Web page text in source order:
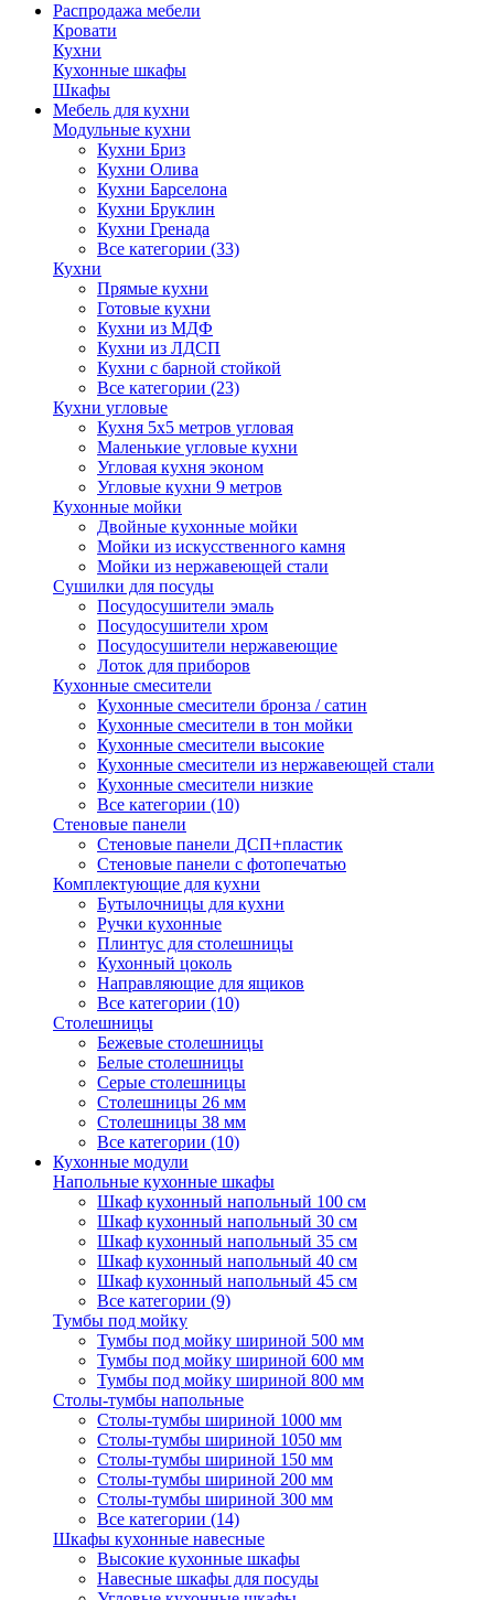
Распродажа мебели
Кровати
Кухни
Кухонные шкафы
Шкафы
Мебель для кухни
Модульные кухни
Кухни Бриз
Кухни Олива
Кухни Барселона
Кухни Бруклин
Кухни Гренада
Все категории (33)
Кухни
Прямые кухни
Готовые кухни
Кухни из МДФ
Кухни из ЛДСП
Кухни с барной стойкой
Все категории (23)
Кухни угловые
Кухня 5х5 метров угловая
Маленькие угловые кухни
Угловая кухня эконом
Угловые кухни 9 метров
Кухонные мойки
Двойные кухонные мойки
Мойки из искусственного камня
Мойки из нержавеющей стали
Сушилки для посуды
Посудосушители эмаль
Посудосушители хром
Посудосушители нержавеющие
Лоток для приборов
Кухонные смесители
Кухонные смесители бронза / сатин
Кухонные смесители в тон мойки
Кухонные смесители высокие
Кухонные смесители из нержавеющей стали
Кухонные смесители низкие
Все категории (10)
Стеновые панели
Стеновые панели ДСП+пластик
Стеновые панели с фотопечатью
Комплектующие для кухни
Бутылочницы для кухни
Ручки кухонные
Плинтус для столешницы
Кухонный цоколь
Направляющие для ящиков
Все категории (10)
Столешницы
Бежевые столешницы
Белые столешницы
Серые столешницы
Столешницы 26 мм
Столешницы 38 мм
Все категории (10)
Кухонные модули
Напольные кухонные шкафы
Шкаф кухонный напольный 100 см
Шкаф кухонный напольный 30 см
Шкаф кухонный напольный 35 см
Шкаф кухонный напольный 40 см
Шкаф кухонный напольный 45 см
Все категории (9)
Тумбы под мойку
Тумбы под мойку шириной 500 мм
Тумбы под мойку шириной 600 мм
Тумбы под мойку шириной 800 мм
Столы-тумбы напольные
Столы-тумбы шириной 1000 мм
Столы-тумбы шириной 1050 мм
Столы-тумбы шириной 150 мм
Столы-тумбы шириной 200 мм
Столы-тумбы шириной 300 мм
Все категории (14)
Шкафы кухонные навесные
Высокие кухонные шкафы
Навесные шкафы для посуды